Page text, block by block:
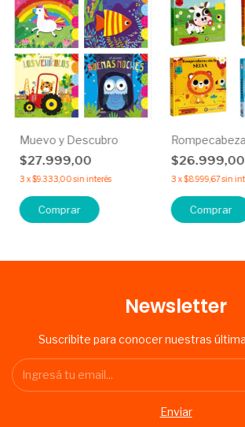
Muevo y Descubro
$27.999,00
3 x$9.333,00 sin interés
Comprar
$26.999,00
3 x$8.999,67sin
Comprar
Newsletter
Suscribite para conocer nuestras